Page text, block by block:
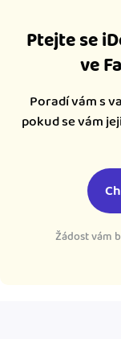
Ptejte se
ve
Poradí vám s
pokud se vám
Žádost vám